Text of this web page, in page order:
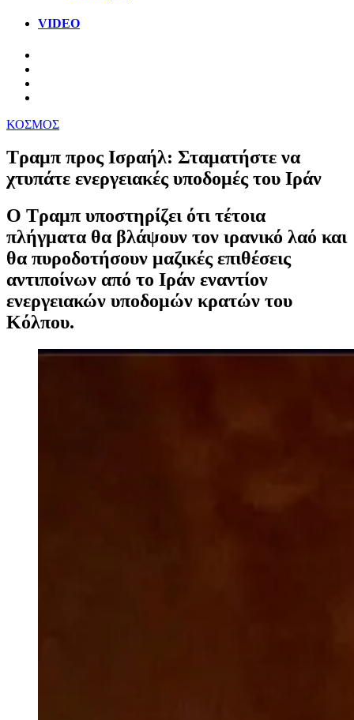
VIDEO
ΚΟΣΜΟΣ
Τραμπ προς Ισραήλ: Σταματήστε να
χτυπάτε ενεργειακές υποδομές του Ιράν
Ο Τραμπ υποστηρίζει ότι τέτοια
πλήγματα θα βλάψουν τον ιρανικό λαό και
θα πυροδοτήσουν μαζικές επιθέσεις
αντιποίνων από το Ιράν εναντίον
ενεργειακών υποδομών κρατών του
Κόλπου.